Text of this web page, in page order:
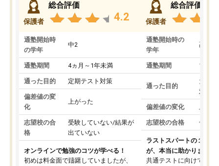
保護者
総合評価
4.2
通塾開始時
の学年
中2
通塾期間 4ヵ月～1年未満
通った目的 定期テスト対策
偏差値の変
化
上がった
志望校の合
格
受験していない/結果が
出ていない
オンラインで勉強のコツが学べる！
初めは料金面で躊躇していましたが、
保護者
総合評価
通塾開始時の
学年
高3
通塾期間 1～3
通った目的
大学
対策
偏差値の変化 上が
志望校の合格 合格
ラストスパートの１か月
が、本当に助かりました
共通テストに向けての追